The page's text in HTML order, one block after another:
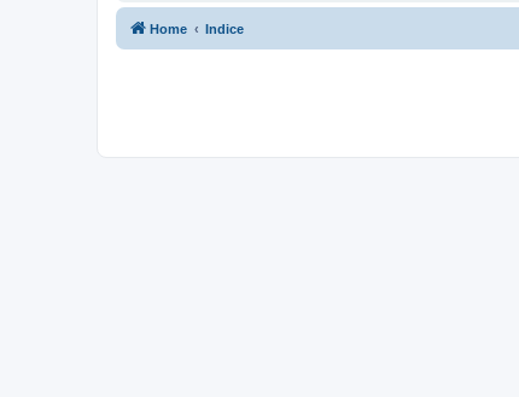
Home Indice